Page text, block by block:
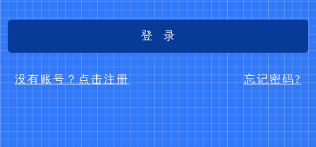
登 录
没有账号？点击注册 忘记密码?